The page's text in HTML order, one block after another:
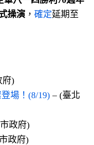
操演 ， 確定延期至
府)
場！(8/19) – (臺北
政府)
政府)